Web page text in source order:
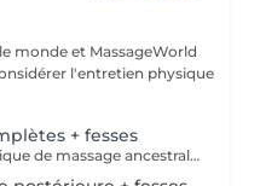
monde et MassageWorld
+ fesses
La maderotherapie est une technique de massage ancestrale d'origine colombienne visant à modeler la silhouette tout en réduisant la cellulite. Notre séance de maderotherapie jambes complètes comprend : L'avant et l'arrière des jambes ainsi que l'intérieur et l'extérieur mais également les fesses si souhaités La séance est réalisée à l'aide d'ustensiles en bois spécifiquement étudiés pour s'adapter aux lignes du corps, re sculpter, et detoxifier. - Anti cellulite - Raffermit et tonifie la peau - Redessine le corps et ses volumes - Active le système lymphatique - Alternative à la chirurgie esthétique ou post opératoire -